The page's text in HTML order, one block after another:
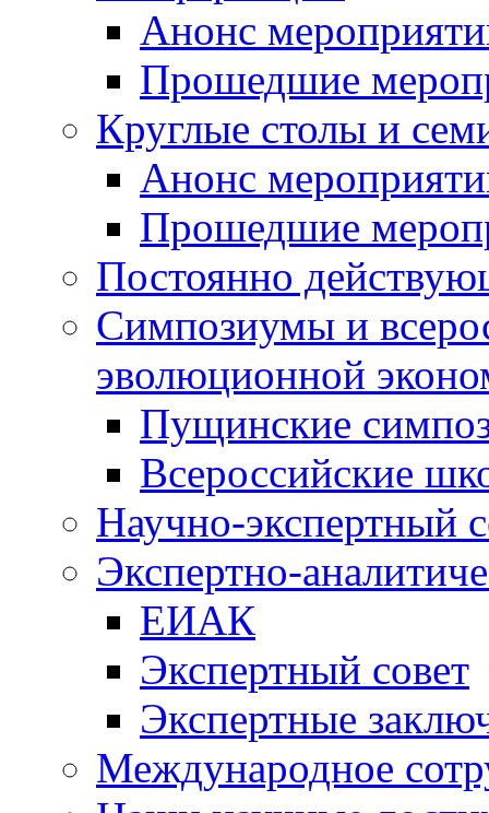
Анонс
Прошедшие
Круглые столы и
Анонс
Прошедшие
Постоянно
Симпозиумы и
эволюционной
Пущинские
Всероссийские
Научно-экспертный
Экспертно-
ЕИАК
Экспертный совет
Экспертные
Международное